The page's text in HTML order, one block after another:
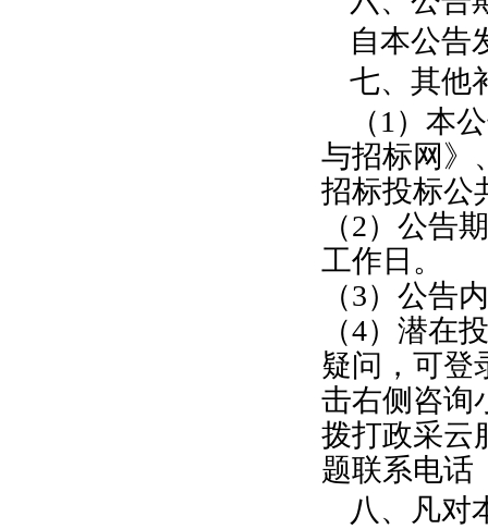
自本公告
七、其他
（1）本
与招标网》
招标投标公
（2）公告
工作日。
（3）公告
（4）潜在
疑问，可登
击右侧咨询
拨打政采云
题联系电话
八、凡对